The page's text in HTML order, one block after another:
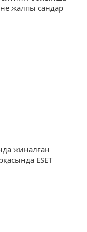
жалпы сандар
жиналған
ESET